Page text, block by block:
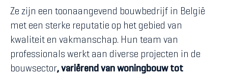
Ze zijn een toonaangevend bouwbedrijf in België
met een sterke reputatie op het gebied van
kwaliteit en vakmanschap. Hun team van
professionals werkt aan diverse projecten in de
bouwsector, variërend van woningbouw tot